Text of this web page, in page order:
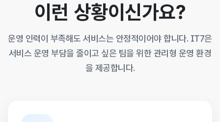
이런 상황이신가요?
운영 인력이 부족해도 서비스는 안정적이어야 합니다. IT7은
서비스 운영 부담을 줄이고 싶은 팀을 위한 관리형 운영 환경
을 제공합니다.